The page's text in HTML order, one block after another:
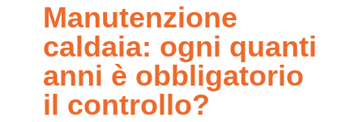
Manutenzione
caldaia: ogni quanti
anni è obbligatorio
il controllo?